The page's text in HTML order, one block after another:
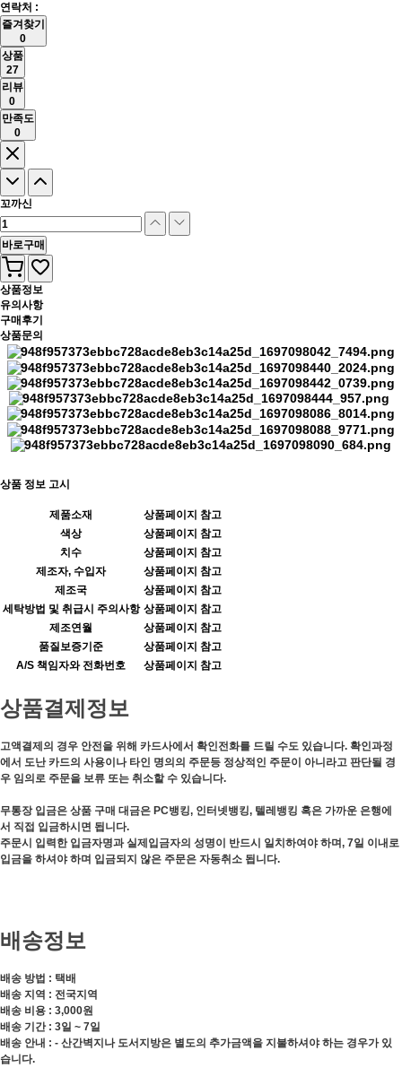
연락처 :
즐겨찾기
0
상품
27
리뷰
0
만족도
0
꼬까신
바로구매
상품정보
유의사항
구매후기
상품문의
상품 정보 고시
제품소재
상품페이지 참고
색상
상품페이지 참고
치수
상품페이지 참고
제조자, 수입자
상품페이지 참고
제조국
상품페이지 참고
세탁방법 및 취급시 주의사항 상품페이지 참고
제조연월
상품페이지 참고
품질보증기준
상품페이지 참고
A/S 책임자와 전화번호
상품페이지 참고
상품결제정보
고액결제의 경우 안전을 위해 카드사에서 확인전화를 드릴 수도 있습니다. 확인과정
에서 도난 카드의 사용이나 타인 명의의 주문등 정상적인 주문이 아니라고 판단될 경
우 임의로 주문을 보류 또는 취소할 수 있습니다.
무통장 입금은 상품 구매 대금은 PC뱅킹, 인터넷뱅킹, 텔레뱅킹 혹은 가까운 은행에
서 직접 입금하시면 됩니다.
주문시 입력한 입금자명과 실제입금자의 성명이 반드시 일치하여야 하며, 7일 이내로
입금을 하셔야 하며 입금되지 않은 주문은 자동취소 됩니다.
배송정보
배송 방법 : 택배
배송 지역 : 전국지역
배송 비용 : 3,000원
배송 기간 : 3일 ~ 7일
배송 안내 : - 산간벽지나 도서지방은 별도의 추가금액을 지불하셔야 하는 경우가 있
습니다.